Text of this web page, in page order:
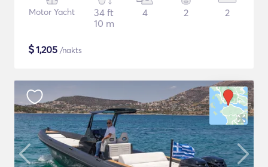
Motor Yacht
34 ft
10 m
4 2 2
$1,205 /nakts